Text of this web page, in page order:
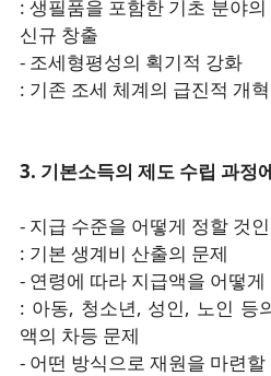
: 생필품을 포함한 기초 분야
신규 창출
- 조세형평성의 획기적 강화
: 기존 조세 체계의 급진적 개
3. 기본소득의 제도 수립 과정
- 지급 수준을 어떻게 정할 것
: 기본 생계비 산출의 문제
- 연령에 따라 지급액을 어떻
: 아동, 청소년, 성인, 노인 등
액의 차등 문제
- 어떤 방식으로 재원을 마련할